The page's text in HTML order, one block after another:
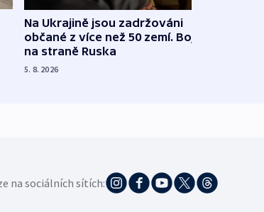
Na Ukrajině jsou zadržováni
občané z více než 50 zemí. Bojovali
na straně Ruska
5. 8. 2026
na sociálních sítích: